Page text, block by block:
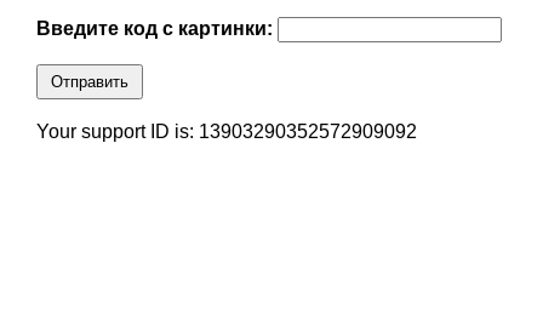
Введите код с картинки:
Отправить
Your support ID is: 13903290352572909092